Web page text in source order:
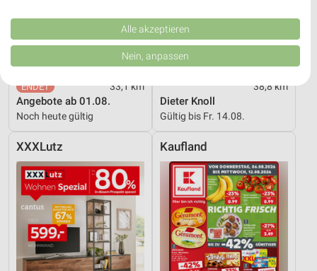
33,1 km
Angebote ab 01.08.
Noch heute gültig
38,8 km
Dieter Knoll
Gültig bis Fr. 14.08.
XXXLutz Kaufland
Kombinationen von Daten aus verschiedenen Quellen. Entwicklung und
Verbesserung der Angebote. Verwendung reduzierter Daten zur Auswahl
von Inhalten.
Daten können außerhalb der Europäischen Union weitergegeben und in die
Website/App.
Partnerliste anzeigen (1 IAB-Anbieter)
IAB-Verarbeitungszwecke:
Speichern von oder Zugriff auf Informationen
auf einem Endgerät
Verwendung reduzierter Daten zur Auswahl von
Werbeanzeigen
Erstellung von Profilen für personalisierte
Werbung
Alle akzeptieren
Nein, anpassen